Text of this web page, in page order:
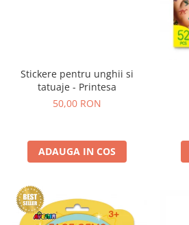
Stickere pentru unghii si
tatuaje - Printesa
50,00 RON
ADAUGA IN COS